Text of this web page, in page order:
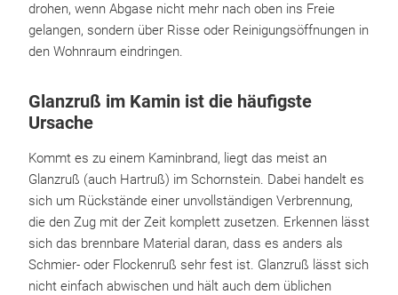
drohen, wenn Abgase nicht mehr nach oben ins Freie
gelangen, sondern über Risse oder Reinigungsöffnungen in
den Wohnraum eindringen.
Glanzruß im Kamin ist die häufigste
Ursache
Kommt es zu einem Kaminbrand, liegt das meist an
Glanzruß (auch Hartruß) im Schornstein. Dabei handelt es
sich um Rückstände einer unvollständigen Verbrennung,
die den Zug mit der Zeit komplett zusetzen. Erkennen lässt
sich das brennbare Material daran, dass es anders als
Schmier- oder Flockenruß sehr fest ist. Glanzruß lässt sich
nicht einfach abwischen und hält auch dem üblichen